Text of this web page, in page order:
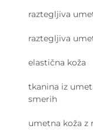
raztegljiva
raztegljiva
elastična koža
tkanina iz
smerih
umetna koža z